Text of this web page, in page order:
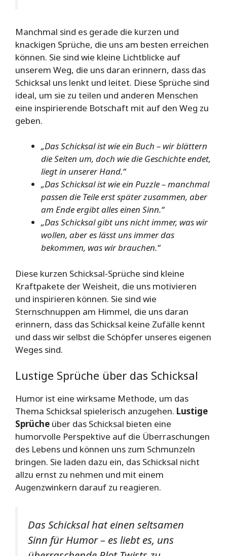
Manchmal sind es gerade die kurzen und
knackigen Sprüche, die uns am besten erreichen
können. Sie sind wie kleine Lichtblicke auf
unserem Weg, die uns daran erinnern, dass das
Schicksal uns lenkt und leitet. Diese Sprüche sind
ideal, um sie zu teilen und anderen Menschen
eine inspirierende Botschaft mit auf den Weg zu
geben.
„Das Schicksal ist wie ein Buch – wir blättern
die Seiten um, doch wie die Geschichte endet,
liegt in unserer Hand.“
„Das Schicksal ist wie ein Puzzle – manchmal
passen die Teile erst später zusammen, aber
am Ende ergibt alles einen Sinn.“
„Das Schicksal gibt uns nicht immer, was wir
wollen, aber es lässt uns immer das
bekommen, was wir brauchen.“
Diese kurzen Schicksal-Sprüche sind kleine
Kraftpakete der Weisheit, die uns motivieren
und inspirieren können. Sie sind wie
Sternschnuppen am Himmel, die uns daran
erinnern, dass das Schicksal keine Zufälle kennt
und dass wir selbst die Schöpfer unseres eigenen
Weges sind.
Lustige Sprüche über das Schicksal
Humor ist eine wirksame Methode, um das
Thema Schicksal spielerisch anzugehen. Lustige
Sprüche über das Schicksal bieten eine
humorvolle Perspektive auf die Überraschungen
des Lebens und können uns zum Schmunzeln
bringen. Sie laden dazu ein, das Schicksal nicht
allzu ernst zu nehmen und mit einem
Augenzwinkern darauf zu reagieren.
Das Schicksal hat einen seltsamen
Sinn für Humor – es liebt es, uns